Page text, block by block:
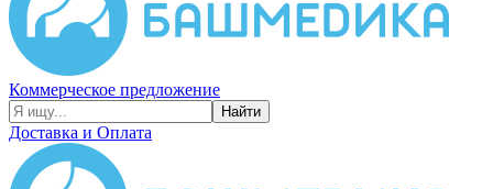
Коммерческое предложение
Найти
Доставка и Оплата